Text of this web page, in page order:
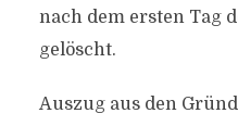
nach dem ersten Tag
gelöscht.
Auszug aus den